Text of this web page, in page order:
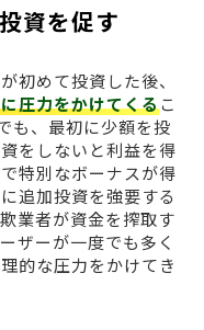
資を促す
初めて投資した後、
圧力をかけてくるこ
、最初に少額を投
をしないと利益を得
特別なボーナスが得
追加投資を強要する
業者が資金を搾取す
ザーが一度でも多く
的な圧力をかけてき